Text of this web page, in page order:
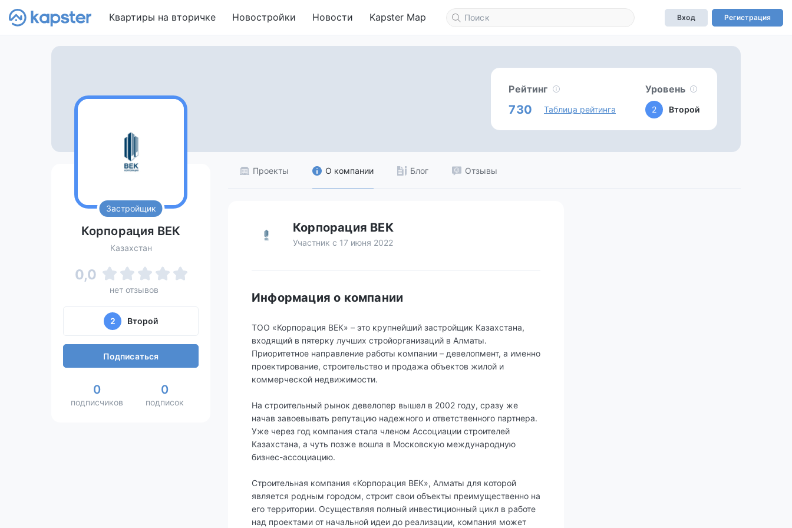
Квартиры на вторичке Новостройки Новости Kapster Map Вход Регистрация
Рейтинг
730 Таблица рейтинга
Уровень
2 Второй
Застройщик
Корпорация ВЕК
Казахстан
0,0
нет отзывов
2 Второй
Подписаться
0
подписчиков
0
подписок
Проекты О компании Блог Отзывы
Корпорация ВЕК
Участник с 17 июня 2022
Информация о компании
ТОО «Корпорация ВЕК» – это крупнейший застройщик Казахстана,
входящий в пятерку лучших стройорганизаций в Алматы.
Приоритетное направление работы компании – девелопмент, а именно
проектирование, строительство и продажа объектов жилой и
коммерческой недвижимости.
На строительный рынок девелопер вышел в 2002 году, сразу же
начав завоевывать репутацию надежного и ответственного партнера.
Уже через год компания стала членом Ассоциации строителей
Казахстана, а чуть позже вошла в Московскую международную
бизнес-ассоциацию.
Строительная компания «Корпорация ВЕК», Алматы для которой
является родным городом, строит свои объекты преимущественно на
его территории. Осуществляя полный инвестиционный цикл в работе
над проектами от начальной идеи до реализации, компания может